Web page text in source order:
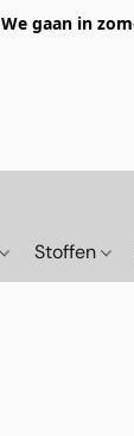
We gaan in
Stoffen